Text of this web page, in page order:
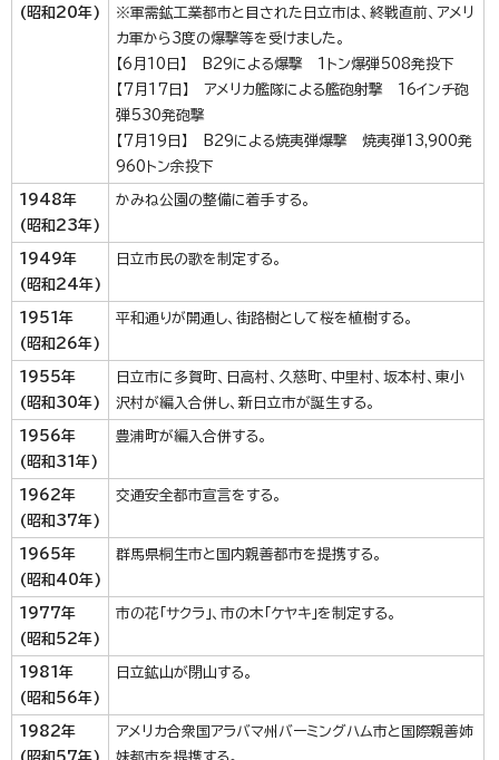
(昭和20年)
※軍需鉱工業都市と目された日立市は、終戦直前、アメリ
カ軍から3度の爆撃等を受けました。
【6月10日】 B29による爆撃 1トン爆弾508発投下
【7月17日】 アメリカ艦隊による艦砲射撃 16インチ砲
弾530発砲撃
【7月19日】 B29による焼夷弾爆撃 焼夷弾13,900発
960トン余投下
1948年
(昭和23年)
かみね公園の整備に着手する。
1949年
(昭和24年)
日立市民の歌を制定する。
1951年
(昭和26年)
平和通りが開通し、街路樹として桜を植樹する。
1955年
(昭和30年)
日立市に多賀町、日高村、久慈町、中里村、坂本村、東小
沢村が編入合併し、新日立市が誕生する。
1956年
(昭和31年)
豊浦町が編入合併する。
1962年
(昭和37年)
交通安全都市宣言をする。
1965年
(昭和40年)
群馬県桐生市と国内親善都市を提携する。
1977年
(昭和52年)
市の花「サクラ」、市の木「ケヤキ」を制定する。
1981年
(昭和56年)
日立鉱山が閉山する。
1982年
アメリカ合衆国アラバマ州バーミングハム市と国際親善姉